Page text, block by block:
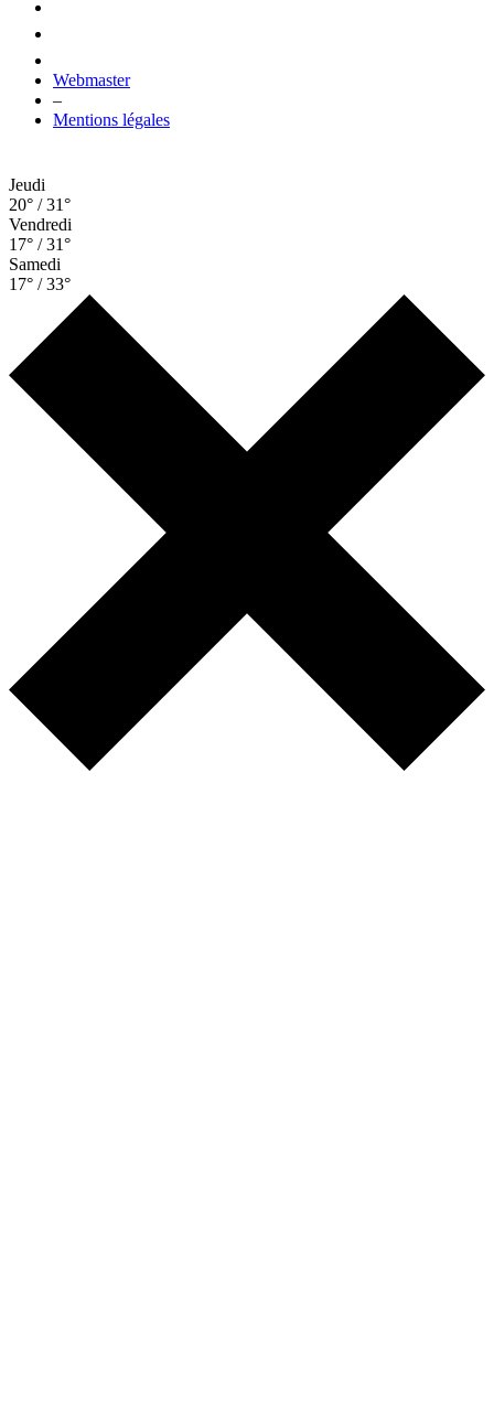
Webmaster
–
Mentions légales
Jeudi
20° / 31°
Vendredi
17° / 31°
Samedi
17° / 33°